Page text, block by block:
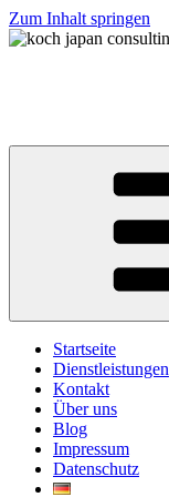
Zum Inhalt springen
Startseite
Dienstleistungen
Kontakt
Über uns
Blog
Impressum
Datenschutz